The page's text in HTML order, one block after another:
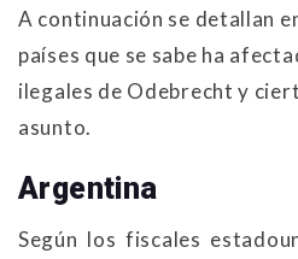
A continuación se detallan
países que se sabe ha
ilegales de Odebrecht y
asunto.
Argentina
Según los fiscales